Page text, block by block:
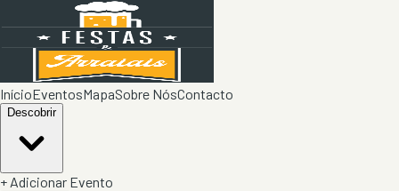
InícioEventosMapaSobre NósContacto
Descobrir
+ Adicionar Evento